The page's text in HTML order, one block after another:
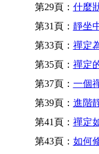
第29頁： 什麼
第31頁： 靜坐
第33頁： 禪定
第35頁： 禪定
第37頁： 一個
第39頁： 進階
第41頁： 禪定
第43頁： 如何